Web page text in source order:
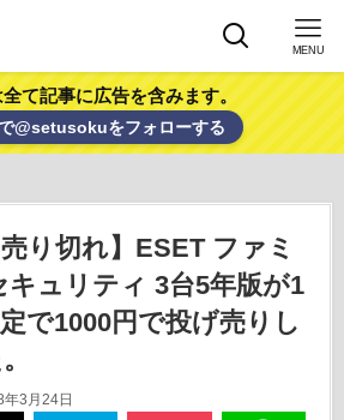
MENU
て記事に広告を含みます。
@setusokuをフォローする
売り切れ】ESET ファミ
キュリティ 3台5年版が1
で1000円で投げ売りし
3月24日